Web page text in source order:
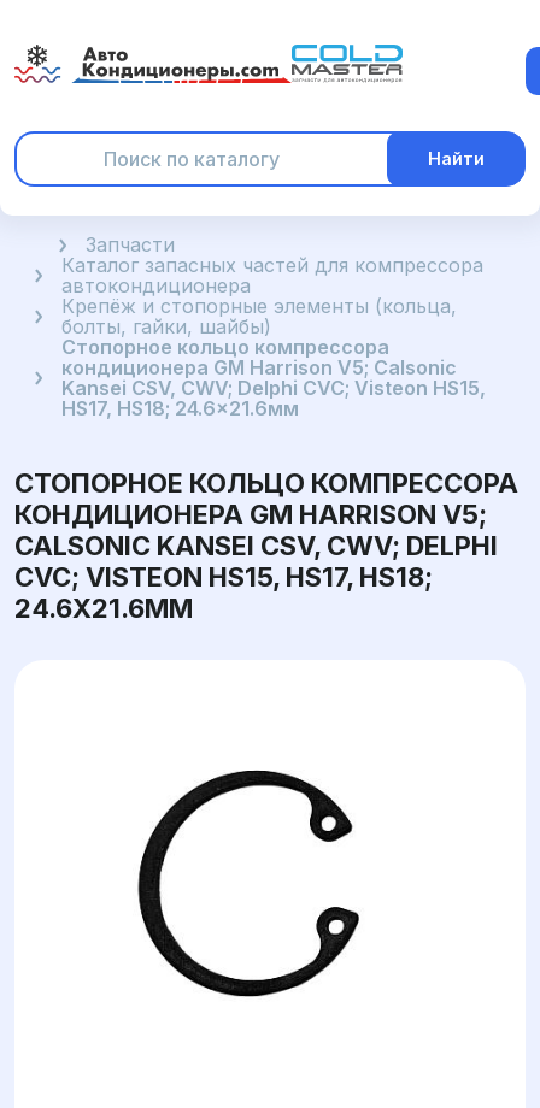
Найти
ГлавнаяЗапчасти
Каталог запасных частей для компрессора
автокондиционера
Крепёж и стопорные элементы (кольца,
болты, гайки, шайбы)
Стопорное кольцо компрессора
кондиционера GM Harrison V5; Calsonic
Kansei CSV, CWV; Delphi CVC; Visteon HS15,
HS17, HS18; 24.6x21.6мм
СТОПОРНОЕ КОЛЬЦО КОМПРЕССОРА
КОНДИЦИОНЕРА GM HARRISON V5;
CALSONIC KANSEI CSV, CWV; DELPHI
CVC; VISTEON HS15, HS17, HS18;
24.6X21.6ММ